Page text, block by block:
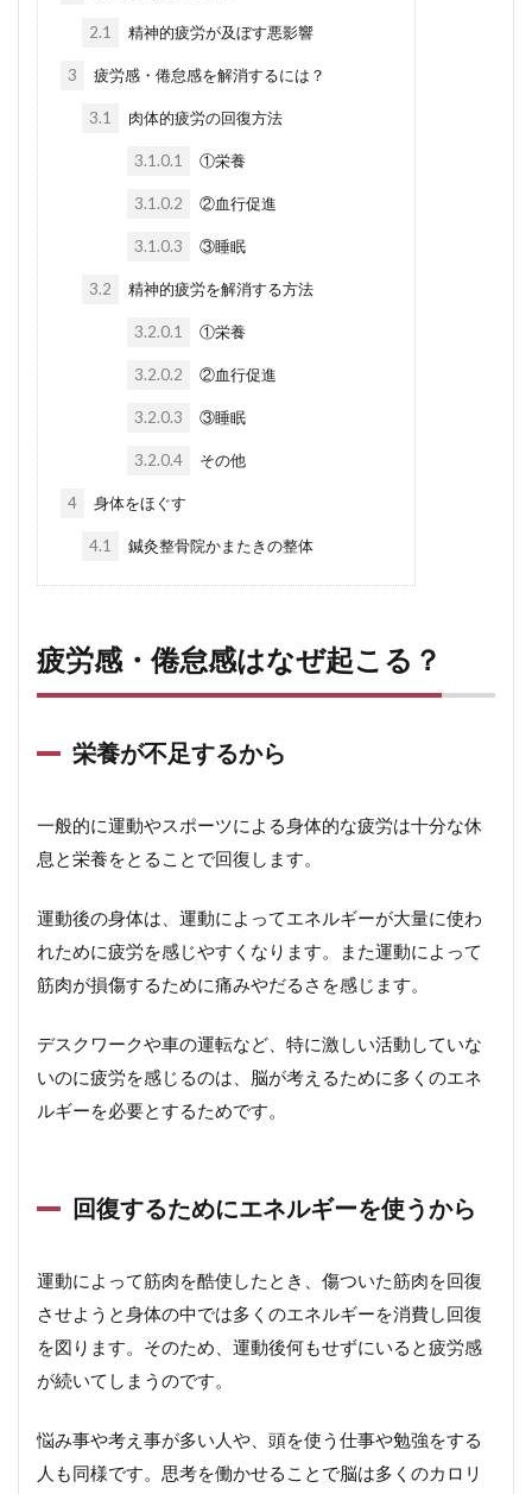
2.1 精神的疲労が及ぼす悪影響
3 疲労感・倦怠感を解消するには？
3.1 肉体的疲労の回復方法
3.1.0.1 ①栄養
3.1.0.2 ②血行促進
3.1.0.3 ③睡眠
3.2 精神的疲労を解消する方法
3.2.0.1 ①栄養
3.2.0.2 ②血行促進
3.2.0.3 ③睡眠
3.2.0.4 その他
4 身体をほぐす
4.1 鍼灸整骨院かまたきの整体
疲労感・倦怠感はなぜ起こる？
栄養が不足するから
一般的に運動やスポーツによる身体的な疲労は十分な休
息と栄養をとることで回復します。
運動後の身体は、運動によってエネルギーが大量に使わ
れために疲労を感じやすくなります。また運動によって
筋肉が損傷するために痛みやだるさを感じます。
デスクワークや車の運転など、特に激しい活動していな
いのに疲労を感じるのは、脳が考えるために多くのエネ
ルギーを必要とするためです。
回復するためにエネルギーを使うから
運動によって筋肉を酷使したとき、傷ついた筋肉を回復
させようと身体の中では多くのエネルギーを消費し回復
を図ります。そのため、運動後何もせずにいると疲労感
が続いてしまうのです。
悩み事や考え事が多い人や、頭を使う仕事や勉強をする
人も同様です。思考を働かせることで脳は多くのカロリ